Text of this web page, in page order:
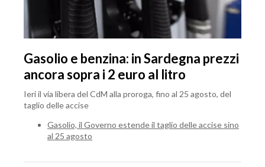
Gasolio e benzina: in Sardegna prezzi
ancora sopra i 2 euro al litro
Ieri il via libera del CdM alla proroga, fino al 25 agosto, del
taglio delle accise
Gasolio, il Governo estende il taglio delle accise sino
al 25 agosto